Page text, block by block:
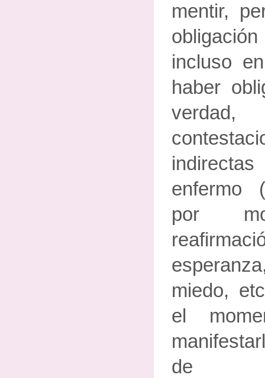
mentir,
incluso
haber
enfermo
por
miedo,
el
de